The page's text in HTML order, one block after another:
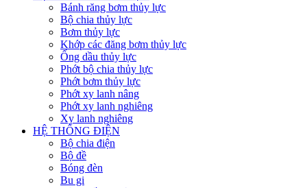
Bánh răng bơm thủy lực
Bộ chia thủy lực
Bơm thủy lực
Khớp các đăng bơm thủy lực
Ống dầu thủy lực
Phớt bộ chia thủy lực
Phớt bơm thủy lực
Phớt xy lanh nâng
Phớt xy lanh nghiêng
Xy lanh nghiêng
HỆ THỐNG ĐIỆN
Bộ chia điện
Bộ đề
Bóng đèn
Bu gi